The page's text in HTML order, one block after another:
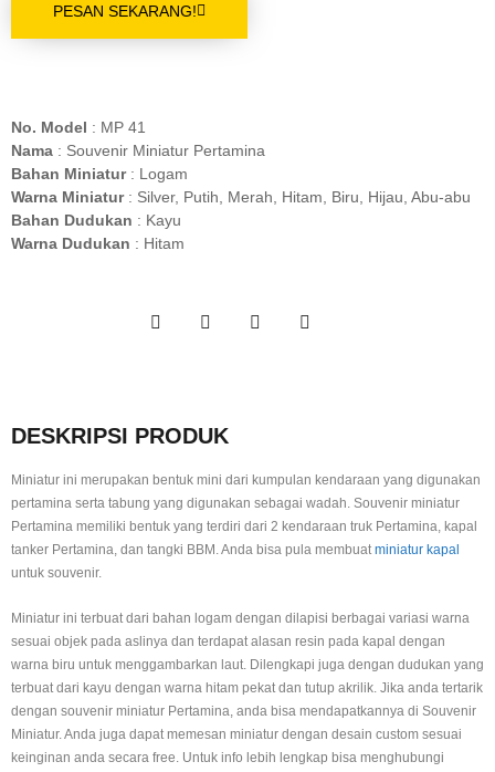
PESAN SEKARANG!
No. Model : MP 41
Nama : Souvenir Miniatur Pertamina
Bahan Miniatur : Logam
Warna Miniatur : Silver, Putih, Merah, Hitam, Biru, Hijau, Abu-abu
Bahan Dudukan : Kayu
Warna Dudukan : Hitam
DESKRIPSI PRODUK
Miniatur ini merupakan bentuk mini dari kumpulan kendaraan yang digunakan
pertamina serta tabung yang digunakan sebagai wadah. Souvenir miniatur
Pertamina memiliki bentuk yang terdiri dari 2 kendaraan truk Pertamina, kapal
tanker Pertamina, dan tangki BBM. Anda bisa pula membuatminiatur kapal
untuk souvenir.
Miniatur ini terbuat dari bahan logam dengan dilapisi berbagai variasi warna
sesuai objek pada aslinya dan terdapat alasan resin pada kapal dengan
warna biru untuk menggambarkan laut. Dilengkapi juga dengan dudukan yang
terbuat dari kayu dengan warna hitam pekat dan tutup akrilik. Jika anda tertarik
dengan souvenir miniatur Pertamina, anda bisa mendapatkannya di Souvenir
Miniatur. Anda juga dapat memesan miniatur dengan desain custom sesuai
keinginan anda secara free. Untuk info lebih lengkap bisa menghubungi